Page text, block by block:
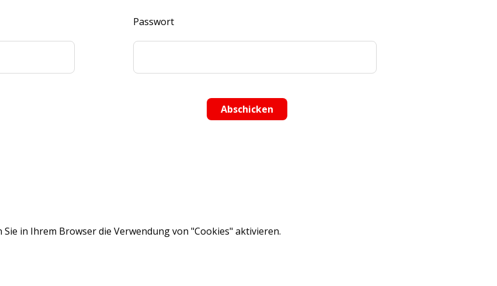
Passwort
in Ihrem Browser die Verwendung von "Cookies" aktivieren.